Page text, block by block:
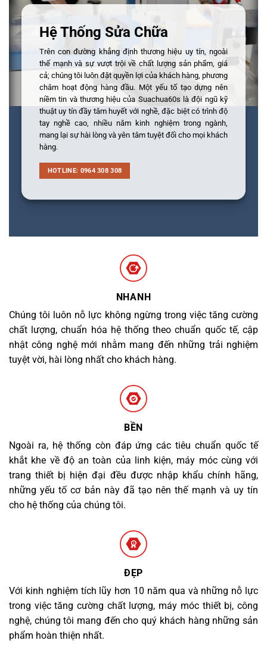
Hệ Thống Sửa Chữa
Trên con đường khẳng định thương hiệu uy tín, ngoài
thế mạnh và sự vượt trội về chất lượng sản phẩm, giá
cả; chúng tôi luôn đặt quyền lợi của khách hàng, phương
châm hoạt động hàng đầu. Một yếu tố tạo dựng nên
niềm tin và thương hiệu của Suachua60s là đội ngũ kỹ
thuật uy tín đầy tâm huyết với nghề, đặc biệt có trình độ
tay nghề cao, nhiều năm kinh nghiệm trong ngành,
mang lại sự hài lòng và yên tâm tuyệt đối cho mọi khách
hàng.
HOTLINE: 0964 308 308
NHANH
Chúng tôi luôn nỗ lực không ngừng trong việc tăng cường
chất lượng, chuẩn hóa hệ thống theo chuẩn quốc tế, cập
nhật công nghệ mới nhằm mang đến những trải nghiệm
tuyệt vời, hài lòng nhất cho khách hàng.
BỀN
Ngoài ra, hệ thống còn đáp ứng các tiêu chuẩn quốc tế
khắt khe về độ an toàn của linh kiện, máy móc cùng với
trang thiết bị hiện đại đều được nhập khẩu chính hãng,
những yếu tố cơ bản này đã tạo nên thế mạnh và uy tín
cho hệ thống của chúng tôi.
ĐẸP
Với kinh nghiệm tích lũy hơn 10 năm qua và những nỗ lực
trong việc tăng cường chất lượng, máy móc thiết bị, công
nghệ, chúng tôi mang đến cho quý khách hàng những sản
phẩm hoàn thiện nhất.